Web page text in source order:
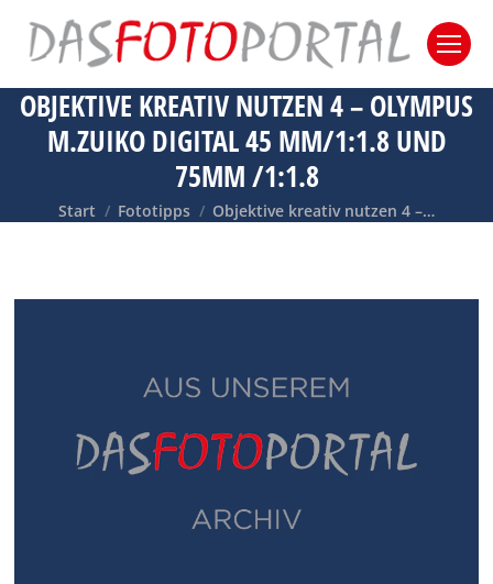
OBJEKTIVE KREATIV NUTZEN 4 – OLYMPUS
M.ZUIKO DIGITAL 45 MM/1:1.8 UND
75MM /1:1.8
Sie befinden sich hier:
Start Fototipps Objektive kreativ nutzen 4 –…